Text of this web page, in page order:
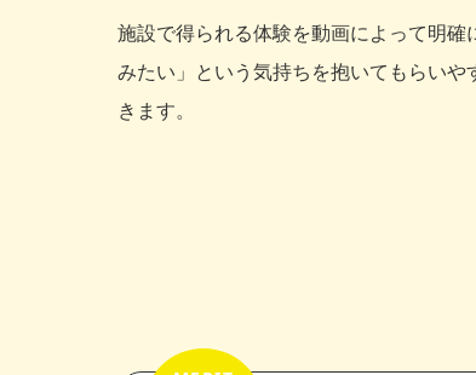
施設で得られる体験を動画によって明
みたい」という気持ちを抱いてもらい
きます。